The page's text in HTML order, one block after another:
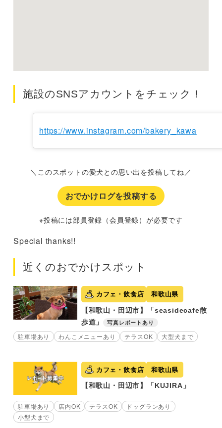
施設のSNSアカウントをチェック！
https://www.instagram.com/bakery_kawa
＼このスポットの愛犬との思い出を投稿してね／
おでかけログを投稿する
※投稿には部員登録（会員登録）が必要です
Special thanks!!
近くのおでかけスポット
カフェ・飲食店 和歌山県
【和歌山・田辺市】「seasidecafe散
歩道」
写真レポートあり
駐車場あり わんこメニューあり テラスOK 大型犬まで
カフェ・飲食店 和歌山県
【和歌山・田辺市】「KUJIRA」
駐車場あり 店内OK テラスOK
ドッグランあり
小型犬まで